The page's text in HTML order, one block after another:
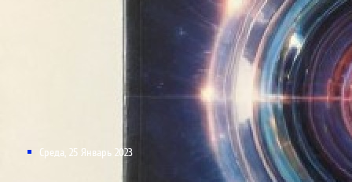
Среда, 25 Январь 2023